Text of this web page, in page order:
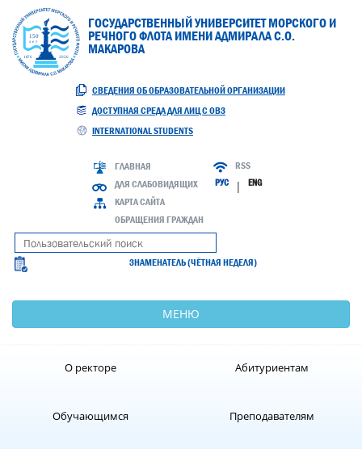
ГОСУДАРСТВЕННЫЙ УНИВЕРСИТЕТ МОРСКОГО И
РЕЧНОГО ФЛОТА ИМЕНИ АДМИРАЛА С.О.
МАКАРОВА
СВЕДЕНИЯ ОБ ОБРАЗОВАТЕЛЬНОЙ ОРГАНИЗАЦИИ
ДОСТУПНАЯ СРЕДА ДЛЯ ЛИЦ С ОВЗ
INTERNATIONAL STUDENTS
ГЛАВНАЯ
ДЛЯ СЛАБОВИДЯЩИХ
КАРТА САЙТА
ОБРАЩЕНИЯ ГРАЖДАН
RSS
РУС | ENG
ЗНАМЕНАТЕЛЬ (ЧЁТНАЯ НЕДЕЛЯ)
МЕНЮ
О ректоре Абитуриентам
Обучающимся Преподавателям